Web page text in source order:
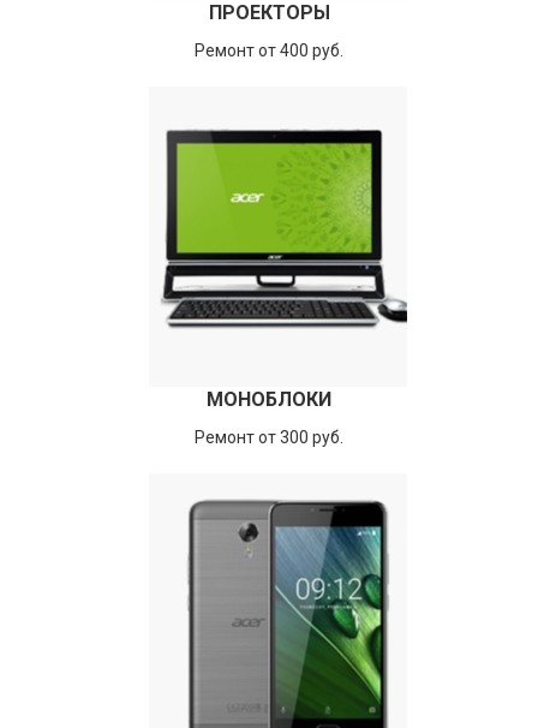
ПРОЕКТОРЫ
Ремонт от 400 руб.
МОНОБЛОКИ
Ремонт от 300 руб.